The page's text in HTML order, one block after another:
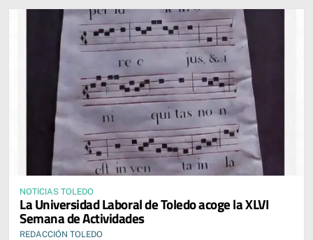
NOTICIAS TOLEDO
La Universidad Laboral de Toledo acoge la XLVI
Semana de Actividades
REDACCIÓN TOLEDO